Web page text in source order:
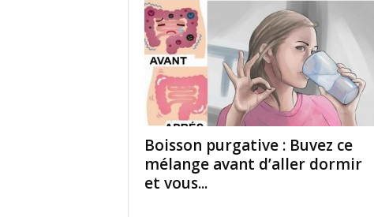
Boisson purgative : Buvez ce
mélange avant d’aller dormir
et vous...